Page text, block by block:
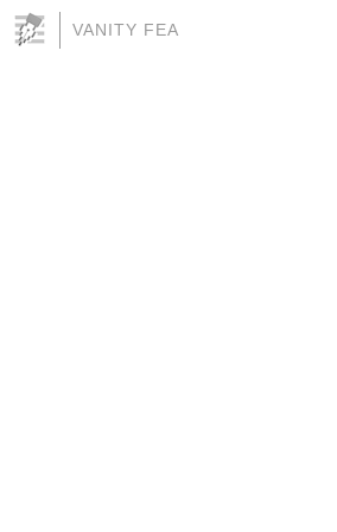
VANITY FEA